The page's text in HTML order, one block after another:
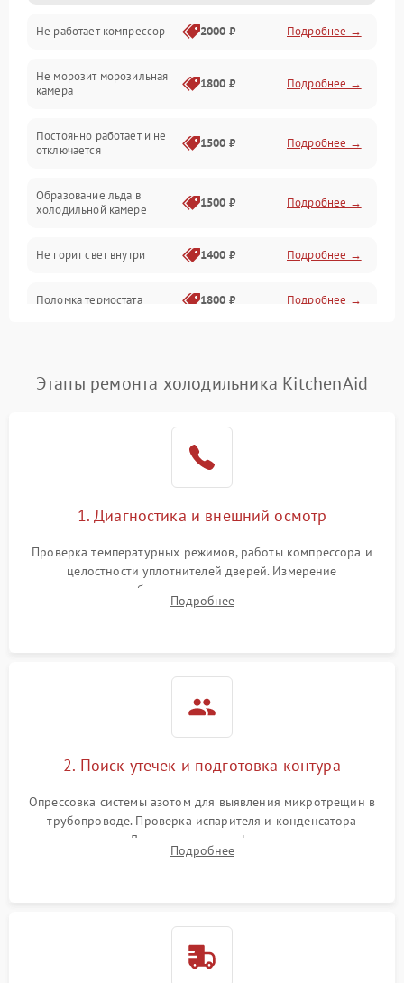
Электропитание
Дренаж
Не работает компрессор 2000 ₽ Подробнее →
Не морозит морозильная
камера
1800 ₽ Подробнее →
Постоянно работает и не
отключается
1500 ₽ Подробнее →
Образование льда в
холодильной камере
1500 ₽ Подробнее →
Не горит свет внутри 1400 ₽ Подробнее →
Поломка термостата 1800 ₽ Подробнее →
Поломка системы No Frost 2600 ₽ Подробнее →
работе
2000 ₽ Подробнее →
1000 ₽
1800 ₽
Этапы ремонта холодильника KitchenAid
1. Диагностика и внешний осмотр
Проверка температурных режимов, работы компрессора и
целостности уплотнителей дверей. Измерение
сопротивления обмоток мотора, проверка термостата и
считывание кодов ошибок с электронного дисплея.
Подробнее
2. Поиск утечек и подготовка контура
Опрессовка системы азотом для выявления микротрещин в
трубопроводе. Проверка испарителя и конденсатора
течеискателем. Демонтаж старого фильтра-осушителя и
продувка капиллярной трубки для устранения засоров.
Подробнее